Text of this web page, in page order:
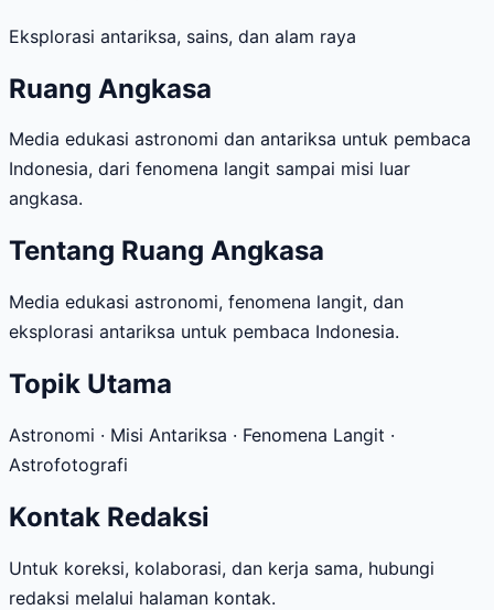
Eksplorasi antariksa, sains, dan alam raya
Ruang Angkasa
Media edukasi astronomi dan antariksa untuk pembaca
Indonesia, dari fenomena langit sampai misi luar
angkasa.
Tentang Ruang Angkasa
Media edukasi astronomi, fenomena langit, dan
eksplorasi antariksa untuk pembaca Indonesia.
Topik Utama
Astronomi · Misi Antariksa · Fenomena Langit ·
Astrofotografi
Kontak Redaksi
Untuk koreksi, kolaborasi, dan kerja sama, hubungi
redaksi melalui halaman kontak.